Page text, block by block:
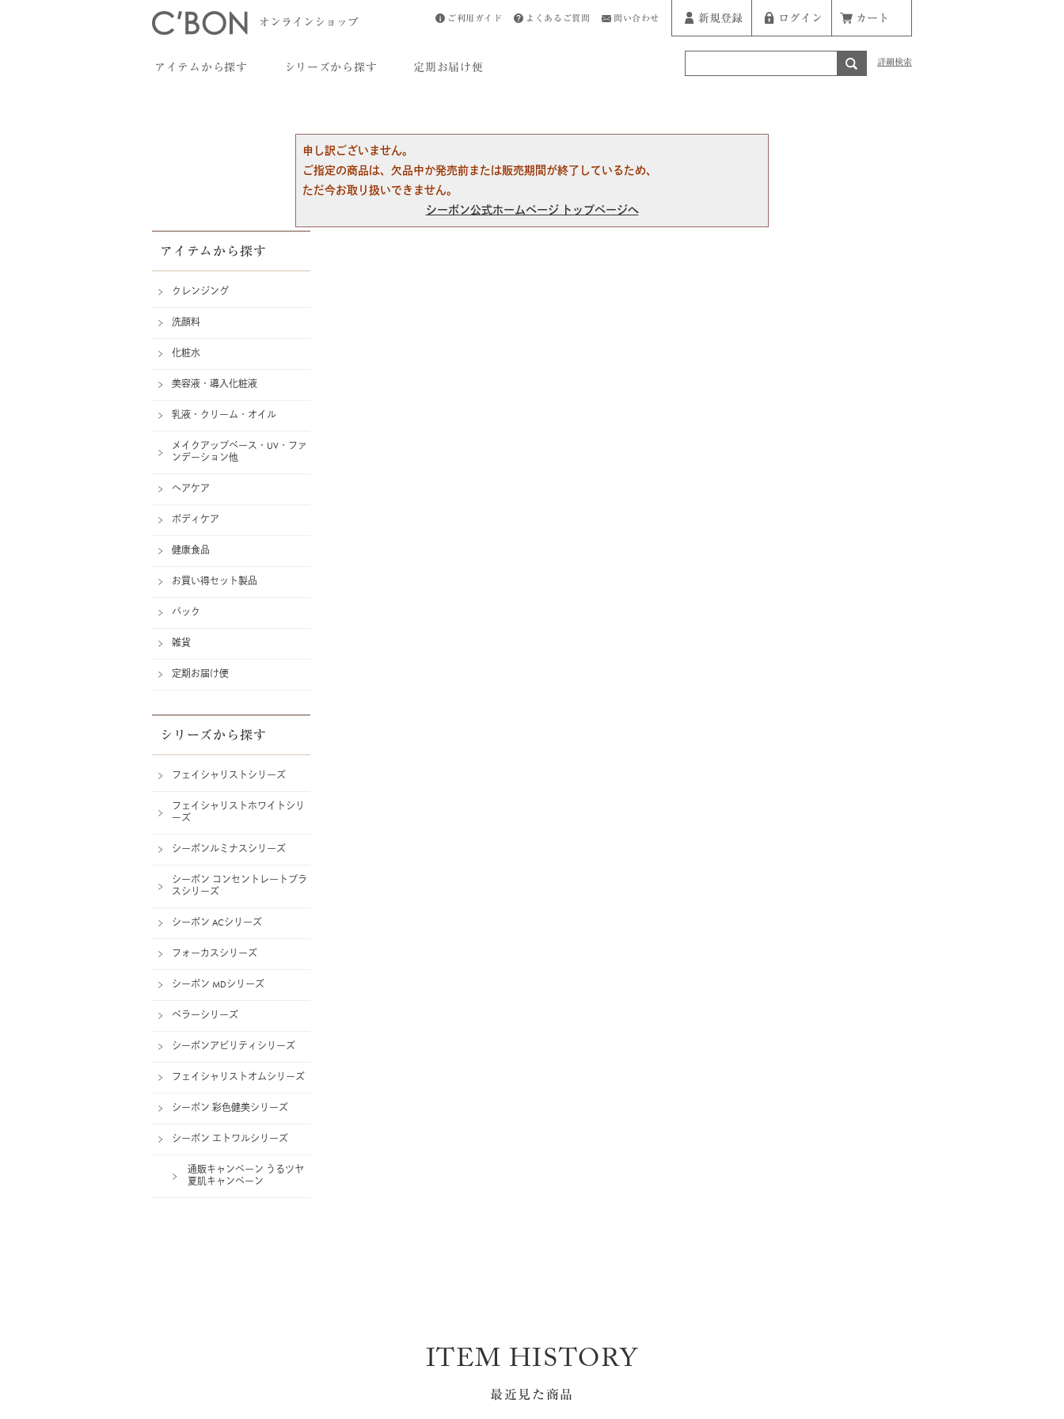
オンラインショップ ご利用ガイド よくあるご質問 問い合わせ 新規登録 ログイン カート
アイテムから探す シリーズから探す 定期お届け便 詳細検索
申し訳ございません。
ご指定の商品は、欠品中か発売前または販売期間が終了しているため、
ただ今お取り扱いできません。
シーボン公式ホームページ トップページへ
アイテムから探す
クレンジング
洗顔料
化粧水
美容液・導入化粧液
乳液・クリーム・オイル
メイクアップベース・UV・ファ
ンデーション他
ヘアケア
ボディケア
健康食品
お買い得セット製品
パック
雑貨
定期お届け便
シリーズから探す
フェイシャリストシリーズ
フェイシャリストホワイトシリ
ーズ
シーボンルミナスシリーズ
シーボン コンセントレートプラ
スシリーズ
シーボン ACシリーズ
フォーカスシリーズ
シーボン MDシリーズ
ベラーシリーズ
シーボンアビリティシリーズ
フェイシャリストオムシリーズ
シーボン 彩色健美シリーズ
シーボン エトワルシリーズ
通販キャンペーン うるツヤ
夏肌キャンペーン
ITEM HISTORY
最近見た商品